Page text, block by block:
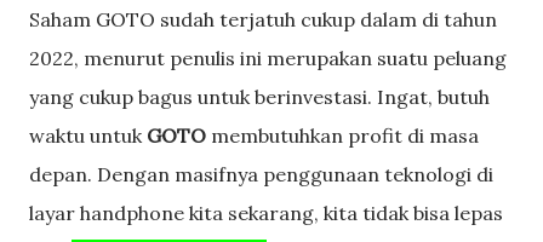
Saham GOTO sudah terjatuh cukup dalam di tahun
2022, menurut penulis ini merupakan suatu peluang
yang cukup bagus untuk berinvestasi. Ingat, butuh
waktu untuk GOTO membutuhkan profit di masa
depan. Dengan masifnya penggunaan teknologi di
layar handphone kita sekarang, kita tidak bisa lepas